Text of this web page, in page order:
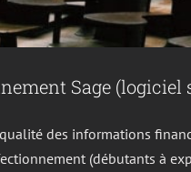
Sage
des informations
(débutants à